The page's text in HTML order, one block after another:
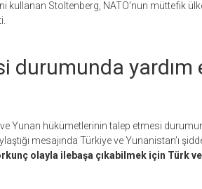
kullanan Stoltenberg, NATO’nun müttefik
durumunda yardım
Yunan hükümetlerinin talep etmesi
mesajında Türkiye ve Yunanistan’ı
olayla ilebaşa çıkabilmek için Türk ve